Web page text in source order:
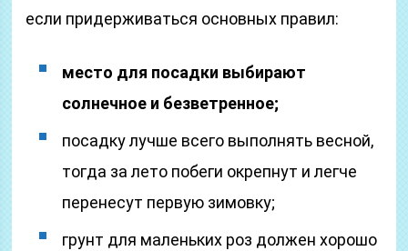
если придерживаться основных правил:
место для посадки выбирают
солнечное и безветренное;
посадку лучше всего выполнять весной,
тогда за лето побеги окрепнут и легче
перенесут первую зимовку;
грунт для маленьких роз должен хорошо